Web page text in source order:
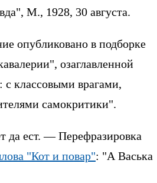
М., 1928, 30 августа.
опубликовано в подборке
озаглавленной
с классовыми врагами,
самокритики".
да ест. — Перефразировка
"Кот и повар": "А Васька